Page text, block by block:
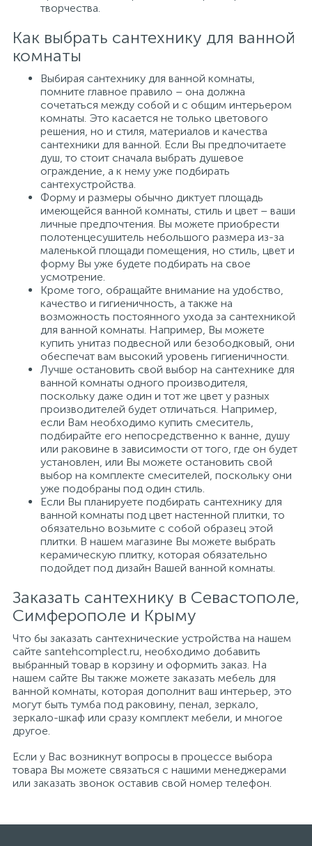
творчества.
Как выбрать сантехнику для ванной
комнаты
Выбирая сантехнику для ванной комнаты,
помните главное правило – она должна
сочетаться между собой и с общим интерьером
комнаты. Это касается не только цветового
решения, но и стиля, материалов и качества
сантехники для ванной. Если Вы предпочитаете
душ, то стоит сначала выбрать душевое
ограждение, а к нему уже подбирать
сантехустройства.
Форму и размеры обычно диктует площадь
имеющейся ванной комнаты, стиль и цвет – ваши
личные предпочтения. Вы можете приобрести
полотенцесушитель небольшого размера из-за
маленькой площади помещения, но стиль, цвет и
форму Вы уже будете подбирать на свое
усмотрение.
Кроме того, обращайте внимание на удобство,
качество и гигиеничность, а также на
возможность постоянного ухода за сантехникой
для ванной комнаты. Например, Вы можете
купить унитаз подвесной или безободковый, они
обеспечат вам высокий уровень гигиеничности.
Лучше остановить свой выбор на сантехнике для
ванной комнаты одного производителя,
поскольку даже один и тот же цвет у разных
производителей будет отличаться. Например,
если Вам необходимо купить смеситель,
подбирайте его непосредственно к ванне, душу
или раковине в зависимости от того, где он будет
установлен, или Вы можете остановить свой
выбор на комплекте смесителей, поскольку они
уже подобраны под один стиль.
Если Вы планируете подбирать сантехнику для
ванной комнаты под цвет настенной плитки, то
обязательно возьмите с собой образец этой
плитки. В нашем магазине Вы можете выбрать
керамическую плитку, которая обязательно
подойдет под дизайн Вашей ванной комнаты.
Заказать сантехнику в Севастополе,
Симферополе и Крыму
Что бы заказать сантехнические устройства на нашем
сайте santehcomplect.ru, необходимо добавить
выбранный товар в корзину и оформить заказ. На
нашем сайте Вы также можете заказать мебель для
ванной комнаты, которая дополнит ваш интерьер, это
могут быть тумба под раковину, пенал, зеркало,
зеркало-шкаф или сразу комплект мебели, и многое
другое.
Если у Вас возникнут вопросы в процессе выбора
товара Вы можете связаться с нашими менеджерами
или заказать звонок оставив свой номер телефон.